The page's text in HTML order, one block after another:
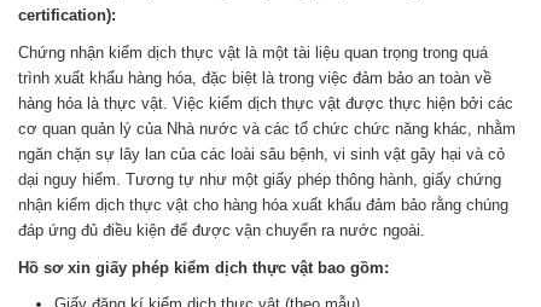
certification):
Chứng nhận kiểm dịch thực vật là một tài liệu quan trọng trong quá
trình xuất khẩu hàng hóa, đặc biệt là trong việc đảm bảo an toàn về
hàng hóa là thực vật. Việc kiểm dịch thực vật được thực hiện bởi các
cơ quan quản lý của Nhà nước và các tổ chức chức năng khác, nhằm
ngăn chặn sự lây lan của các loài sâu bệnh, vi sinh vật gây hại và cỏ
dại nguy hiểm. Tương tự như một giấy phép thông hành, giấy chứng
nhận kiểm dịch thực vật cho hàng hóa xuất khẩu đảm bảo rằng chúng
đáp ứng đủ điều kiện để được vận chuyển ra nước ngoài.
Hồ sơ xin giấy phép kiểm dịch thực vật bao gồm: